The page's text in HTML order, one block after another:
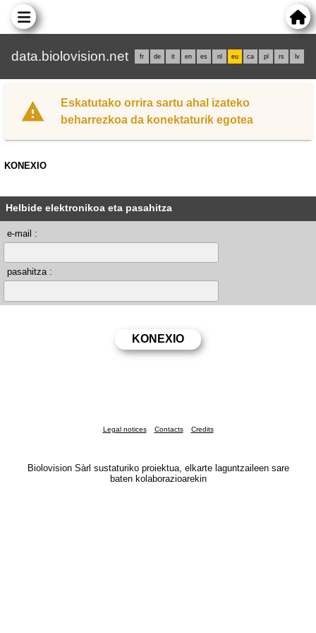
data.biolovision.net fr de it en es nl eu ca pl rs lv
Eskatutako orrira sartu ahal izateko
beharrezkoa da konektaturik egotea
KONEXIO
Helbide elektronikoa eta pasahitza
e-mail :
pasahitza :
Legal notices Contacts Credits
Biolovision Sàrl sustaturiko proiektua, elkarte laguntzaileen sare
baten kolaborazioarekin